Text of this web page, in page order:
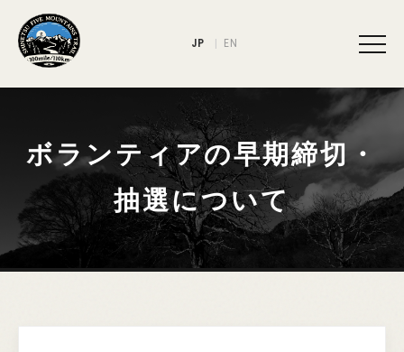
JP EN
ボランティアの早期締切・
抽選について